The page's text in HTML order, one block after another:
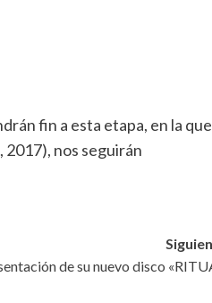
fin a esta etapa, en la que
nos seguirán
de su nuevo disco